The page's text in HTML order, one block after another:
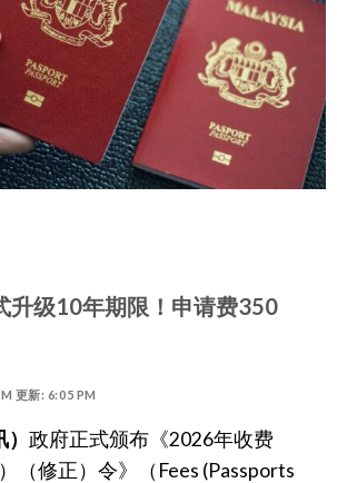
升级10年期限！申请费350
更新: 6:05 PM
政府正式颁布《2026年收费
（修正）令》（Fees (Passports